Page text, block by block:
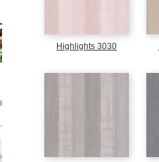
Highlights 3030